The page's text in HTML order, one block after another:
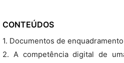
CONTEÚDOS
1. Documentos de
2. A competência digital de